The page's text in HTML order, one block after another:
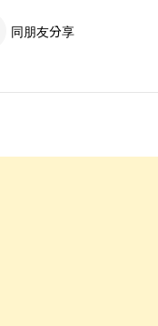
同朋友分享